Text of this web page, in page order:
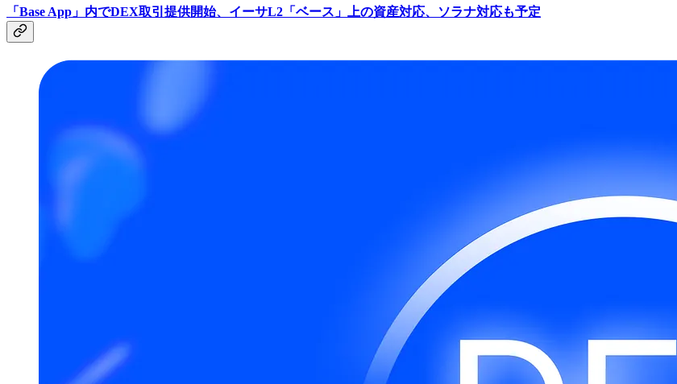
「Base App」内でDEX取引提供開始、イーサL2「ベース」上の資産対応、ソラナ対応も予定